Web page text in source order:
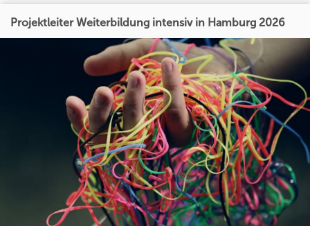
Projektleiter Weiterbildung intensiv in Hamburg 2026